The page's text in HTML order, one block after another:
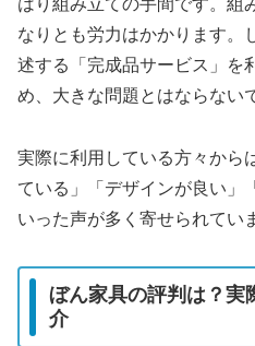
はり組み立ての手間です。組
なりとも労力はかかります。
述する「完成品サービス」を
め、大きな問題とはならない
実際に利用している方々から
ている」「デザインが良い」
いった声が多く寄せられてい
ぼん家具の評判は？実
介